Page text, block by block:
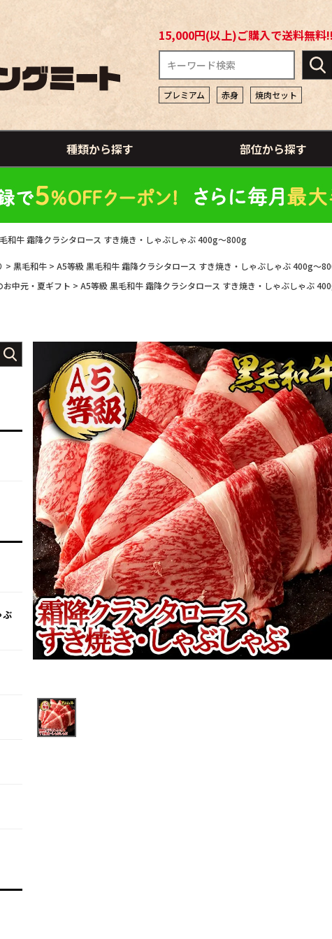
15,000円(以上)ご購入で送料無料!!
プレミアム 赤身 焼肉セット
種類から探す 部位から探す
和牛 霜降クラシタロース すき焼き・しゃぶしゃぶ 400g～800g
黒毛和牛
A5等級 黒毛和牛 霜降クラシタロース すき焼き・しゃぶしゃぶ 400g～
お中元・夏ギフト A5等級 黒毛和牛 霜降クラシタロース すき焼き・しゃぶしゃぶ
ぶ